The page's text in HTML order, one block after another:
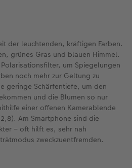
der leuchtenden, kräftigen Farben.
grünes Gras und blauen Himmel.
um Spiegelungen
noch mehr zur Geltung zu
geringe Schärfentiefe, um den
und die Blumen so nur
einer offenen Kamerablende
Am Smartphone sind die
– oft hilft es, sehr nah
zweckzuentfremden.